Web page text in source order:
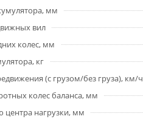
мм
вил
колес, мм
кг
(с грузом/без груза), км/ч
колес баланса, мм
центра нагрузки, мм